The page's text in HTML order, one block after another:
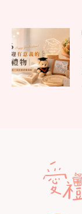
文
章
導
覽
Parent
post: